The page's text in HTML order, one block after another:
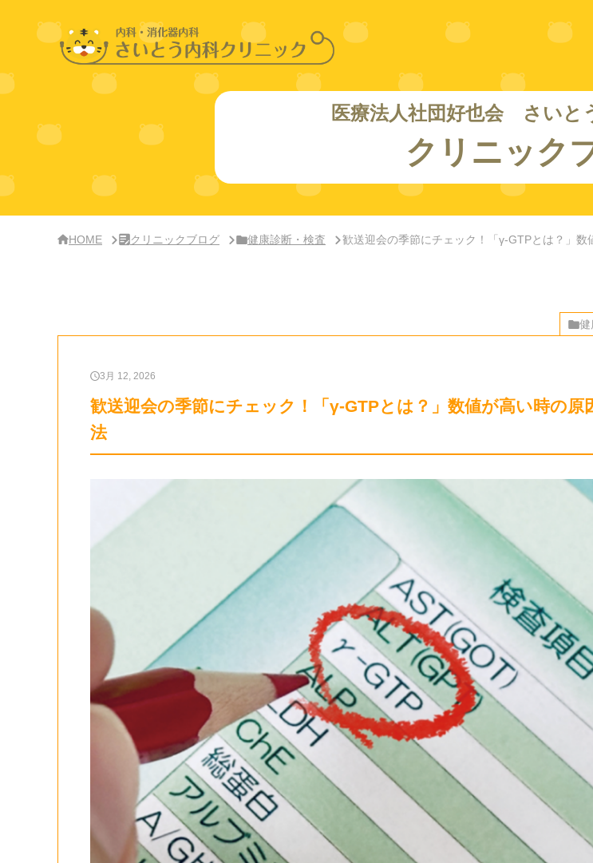
ニッ
医療法人社団好也会 さいと
クリニック
HOME クリニックブログ 健康診断・検査 歓送迎会の季節にチェック！「γ-GTPとは？」
健
3月 12, 2026
歓送迎会の季節にチェック！「γ-GTPとは？」数値が高い時の原
法